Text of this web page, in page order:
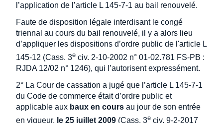
l’application de l’article L 145-7-1 au bail renouvelé.
Faute de disposition légale interdisant le congé
triennal au cours du bail renouvelé, il y a alors lieu
d’appliquer les dispositions d’ordre public de l'article L
145-12 (Cass. 3e civ. 2-10-2002 n° 01-02.781 FS-PB :
RJDA 12/02 n° 1246), qui l’autorisent expressément.
2° La Cour de cassation a jugé que l’article L 145-7-1
du Code de commerce était d’ordre public et
applicable aux baux en cours au jour de son entrée
en vigueur, le 25 juillet 2009 (Cass. 3e civ. 9-2-2017